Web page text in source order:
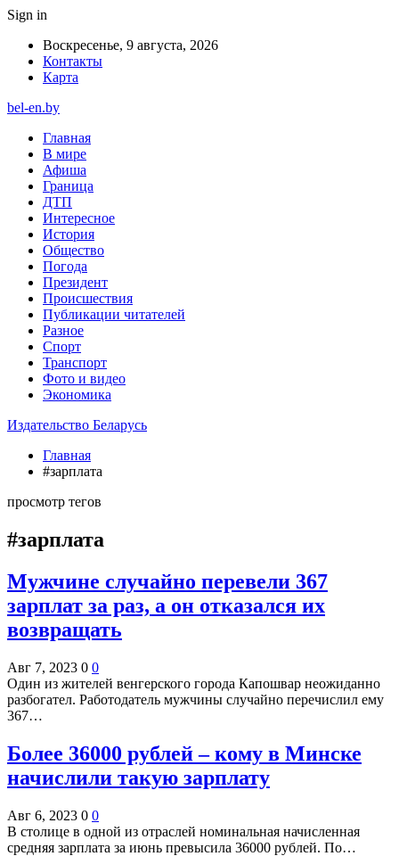
Sign in
Воскресенье, 9 августа, 2026
Контакты
Карта
bel-en.by
Главная
В мире
Афиша
Граница
ДТП
Интересное
История
Общество
Погода
Президент
Происшествия
Публикации читателей
Разное
Спорт
Транспорт
Фото и видео
Экономика
Издательство Беларусь
Главная
#зарплата
просмотр тегов
#зарплата
Мужчине случайно перевели 367
зарплат за раз, а он отказался их
возвращать
Авг 7, 2023 0 0
Один из жителей венгерского города Капошвар неожиданно
разбогател. Работодатель мужчины случайно перечислил ему
367…
Более 36000 рублей – кому в Минске
начислили такую зарплату
Авг 6, 2023 0 0
В столице в одной из отраслей номинальная начисленная
средняя зарплата за июнь превысила 36000 рублей. По…